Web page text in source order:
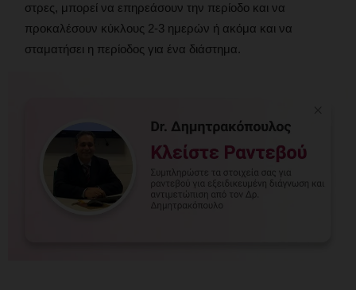
στρες, μπορεί να επηρεάσουν την περίοδο και να
προκαλέσουν κύκλους 2-3 ημερών ή ακόμα και να
σταματήσει η περίοδος για ένα διάστημα.